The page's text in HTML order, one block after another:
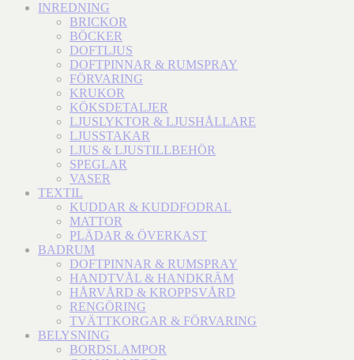
INREDNING
BRICKOR
BÖCKER
DOFTLJUS
DOFTPINNAR & RUMSPRAY
FÖRVARING
KRUKOR
KÖKSDETALJER
LJUSLYKTOR & LJUSHÅLLARE
LJUSSTAKAR
LJUS & LJUSTILLBEHÖR
SPEGLAR
VASER
TEXTIL
KUDDAR & KUDDFODRAL
MATTOR
PLÄDAR & ÖVERKAST
BADRUM
DOFTPINNAR & RUMSPRAY
HANDTVÅL & HANDKRÄM
HÅRVÅRD & KROPPSVÅRD
RENGÖRING
TVÄTTKORGAR & FÖRVARING
BELYSNING
BORDSLAMPOR